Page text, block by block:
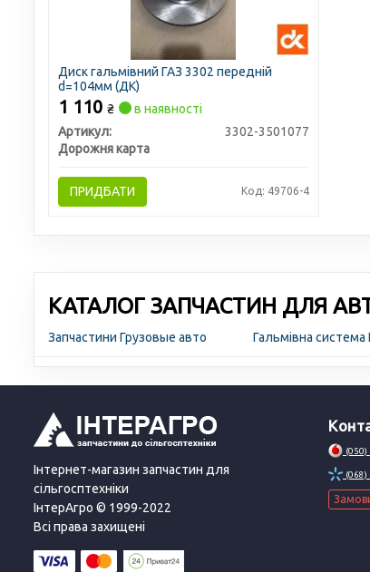
Диск гальмівний ГАЗ 3302 передній
d=104мм (ДК)
1 110 ₴
в наявності
Артикул:
3302-3501077
Дорожня карта
ПРИДБАТИ Код: 49706-4
КАТАЛОГ ЗАПЧАСТИН ДЛЯ
Запчастини Грузовые авто Гальмівна
Інтернет-магазин запчастин для
сільгосптехніки
ІнтерАгро © 1999-2022
Всі права захищені
(050)
(068)